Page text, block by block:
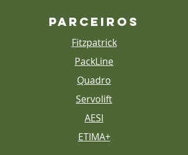
PARCEIROS
Fitzpatrick
PackLine
Quadro
Servolift
AESI
ETIMA+